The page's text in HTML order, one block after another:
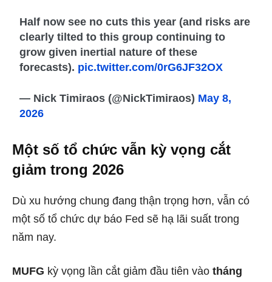
Half now see no cuts this year (and risks are
clearly tilted to this group continuing to
grow given inertial nature of these
forecasts). pic.twitter.com/0rG6JF32OX
— Nick Timiraos (@NickTimiraos) May 8,
2026
Một số tổ chức vẫn kỳ vọng cắt
giảm trong 2026
Dù xu hướng chung đang thận trọng hơn, vẫn có
một số tổ chức dự báo Fed sẽ hạ lãi suất trong
năm nay.
MUFG kỳ vọng lần cắt giảm đầu tiên vào tháng